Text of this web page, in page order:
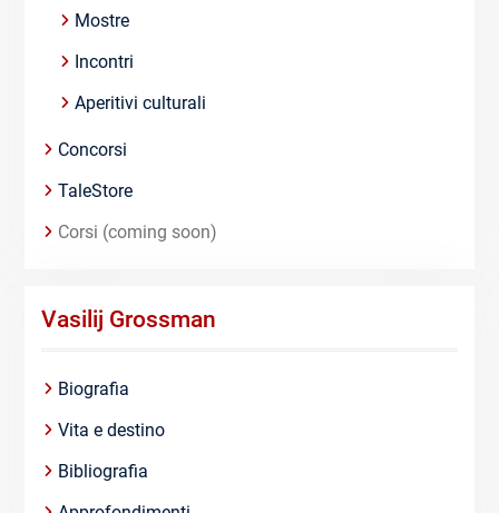
Mostre
Incontri
Aperitivi culturali
Concorsi
TaleStore
Corsi (coming soon)
Vasilij Grossman
Biografia
Vita e destino
Bibliografia